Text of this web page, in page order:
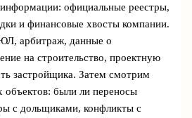
информации: официальные реестры,
и финансовые хвосты компании.
арбитраж, данные о
на строительство, проектную
застройщика. Затем смотрим
были ли переносы
с дольщиками, конфликты с